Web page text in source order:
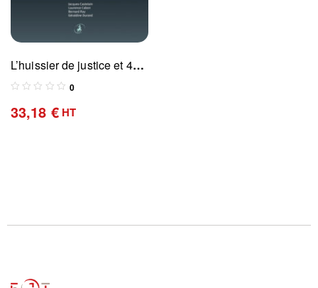
L’huissier de justice et 4
servitudes pas si
0
33,18 €HT